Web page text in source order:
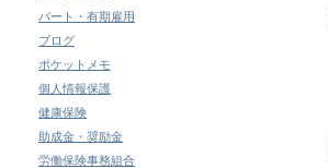
パート・有期雇用
ブログ
ポケットメモ
個人情報保護
健康保険
助成金・奨励金
労働保険事務組合